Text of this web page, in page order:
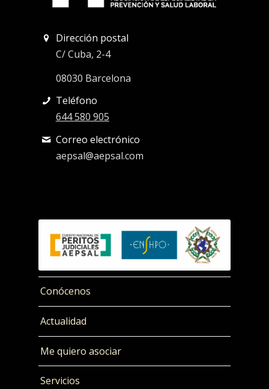
Dirección postal
C/ Cuba, 2-4
08030 Barcelona
Teléfono
644 580 905
Correo electrónico
aepsal@aepsal.com
Conócenos
Actualidad
Me quiero asociar
Servicios